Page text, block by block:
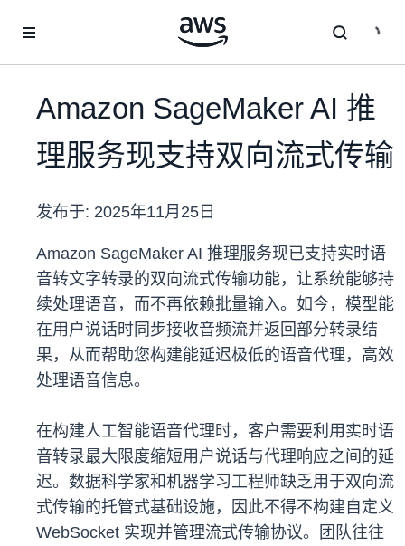
Amazon SageMaker AI 推
理服务现支持双向流式传输
发布于: 2025年11月25日
Amazon SageMaker AI 推理服务现已支持实时语
音转文字转录的双向流式传输功能，让系统能够持
续处理语音，而不再依赖批量输入。如今，模型能
在用户说话时同步接收音频流并返回部分转录结
果，从而帮助您构建能延迟极低的语音代理，高效
处理语音信息。
在构建人工智能语音代理时，客户需要利用实时语
音转录最大限度缩短用户说话与代理响应之间的延
迟。数据科学家和机器学习工程师缺乏用于双向流
式传输的托管式基础设施，因此不得不构建自定义
WebSocket 实现并管理流式传输协议。团队往往